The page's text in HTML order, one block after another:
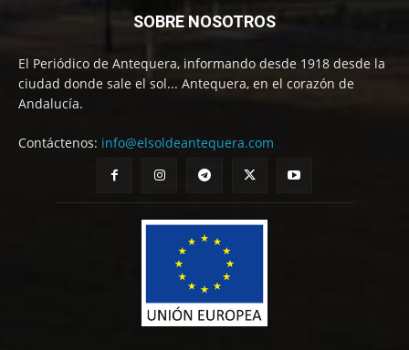
SOBRE NOSOTROS
El Periódico de Antequera, informando desde 1918 desde la
ciudad donde sale el sol... Antequera, en el corazón de
Andalucía.
Contáctenos: info@elsoldeantequera.com